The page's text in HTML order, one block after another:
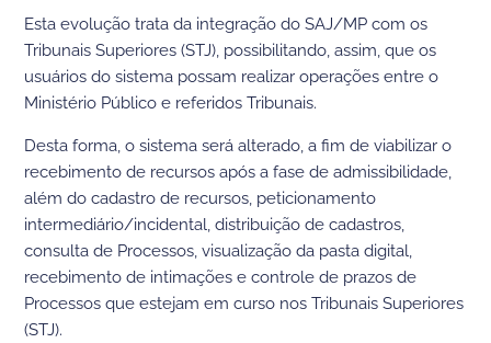
Esta evolução trata da integração do SAJ/MP com os
Tribunais Superiores (STJ), possibilitando, assim, que os
usuários do sistema possam realizar operações entre o
Ministério Público e referidos Tribunais.
Desta forma, o sistema será alterado, a fim de viabilizar o
recebimento de recursos após a fase de admissibilidade,
além do cadastro de recursos, peticionamento
intermediário/incidental, distribuição de cadastros,
consulta de Processos, visualização da pasta digital,
recebimento de intimações e controle de prazos de
Processos que estejam em curso nos Tribunais Superiores
(STJ).